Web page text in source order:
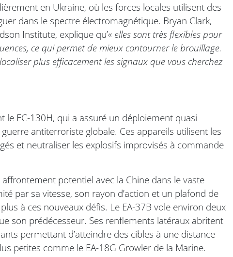
en Ukraine, où les forces locales utilisent des
dans le spectre électromagnétique. Bryan Clark,
Institute, explique qu’« elles sont très flexibles pour
ce qui permet de mieux contourner le brouillage.
plus efficacement les signaux que vous cherchez
le EC-130H, qui a assuré un déploiement quasi
antiterroriste globale. Ces appareils utilisent les
et neutraliser les explosifs improvisés à commande
potentiel avec la Chine dans le vaste
par sa vitesse, son rayon d’action et un plafond de
à ces nouveaux défis. Le EA-37B vole environ deux
son prédécesseur. Ses renflements latéraux abritent
permettant d’atteindre des cibles à une distance
petites comme le EA-18G Growler de la Marine.